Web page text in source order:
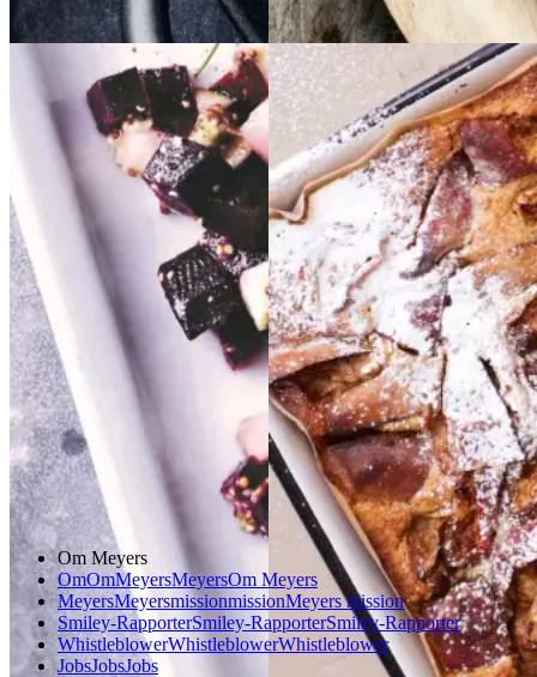
Dansk mad
Sylte Sylte
Gem opskrift
Dansk mad
Frokost
ÆblekageÆblekage
Gem opskrift
Dessert
Dansk mad
Om Meyers
OmOmMeyersMeyersOm Meyers
MeyersMeyersmissionmissionMeyers mission
Smiley-RapporterSmiley-RapporterSmiley-Rapporter
WhistleblowerWhistleblowerWhistleblower
JobsJobsJobs